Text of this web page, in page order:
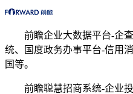
前瞻企业大数据平台-企查
统、国度政务办事平台-信用
国等。
前瞻聪慧招商系统-企业投